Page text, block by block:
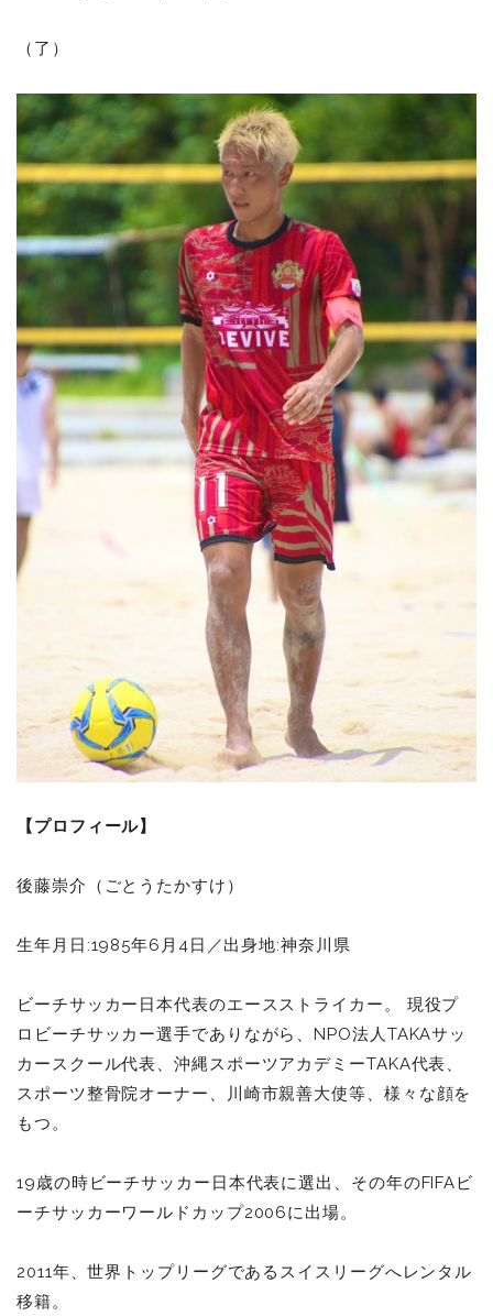
（了）
【プロフィール】
後藤崇介（ごとうたかすけ）
生年月日:1985年6月4日／出身地:神奈川県
ビーチサッカー日本代表のエースストライカー。 現役プ
ロビーチサッカー選手でありながら、NPO法人TAKAサッ
カースクール代表、沖縄スポーツアカデミーTAKA代表、
スポーツ整骨院オーナー、川崎市親善大使等、様々な顔を
もつ。
19歳の時ビーチサッカー日本代表に選出、その年のFIFAビ
ーチサッカーワールドカップ2006に出場。
2011年、世界トップリーグであるスイスリーグへレンタル
移籍。